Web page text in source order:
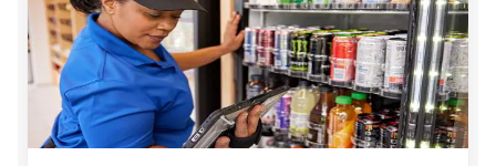
przycisk
Następny
Poprzedni
nawigacji
lub